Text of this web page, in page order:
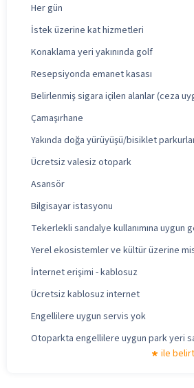
Her gün
İstek üzerine kat hizmetleri
Konaklama yeri yakınında golf
Resepsiyonda emanet kasası
Belirlenmiş sigara içilen alanlar (ceza
Çamaşırhane
Yakında doğa yürüyüşü/bisiklet
Ücretsiz valesiz otopark
Asansör
Bilgisayar istasyonu
Tekerlekli sandalye kullanımına uygun
Yerel ekosistemler ve kültür üzerine
İnternet erişimi - kablosuz
Ücretsiz kablosuz internet
Engellilere uygun servis yok
Otoparkta engellilere uygun park yeri
ile